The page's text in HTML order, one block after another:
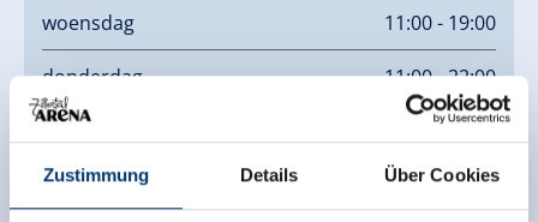
Zustimmung Details Über Cookies
woensdag 11:00 - 19:00
donderdag 11:00 - 22:00
Links
Homepage